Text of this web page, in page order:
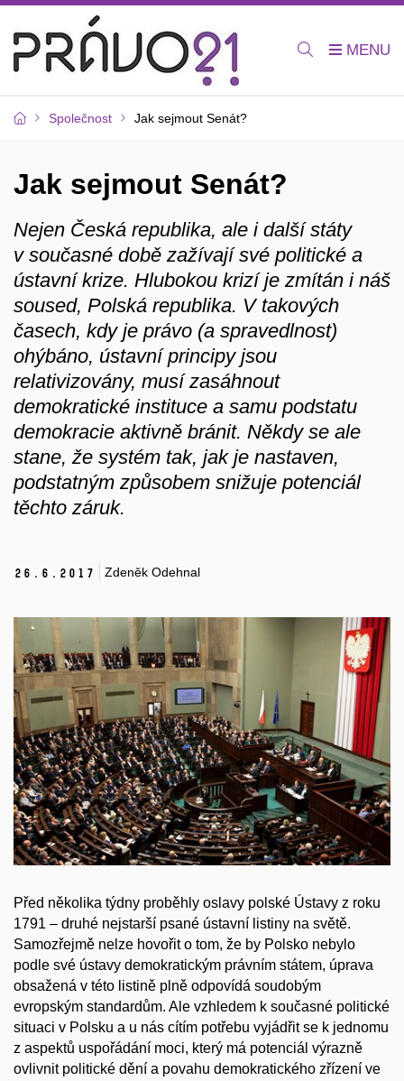
Společnost Jak sejmout Senát?
Jak sejmout Senát?
Nejen Česká republika, ale i další státy
v současné době zažívají své politické a
ústavní krize. Hlubokou krizí je zmítán i náš
soused, Polská republika. V takových
časech, kdy je právo (a spravedlnost)
ohýbáno, ústavní principy jsou
relativizovány, musí zasáhnout
demokratické instituce a samu podstatu
demokracie aktivně bránit. Někdy se ale
stane, že systém tak, jak je nastaven,
podstatným způsobem snižuje potenciál
těchto záruk.
26. 6. 2017 Zdeněk Odehnal
Před několika týdny proběhly oslavy polské Ústavy z roku
1791 – druhé nejstarší psané ústavní listiny na světě.
Samozřejmě nelze hovořit o tom, že by Polsko nebylo
podle své ústavy demokratickým právním státem, úprava
obsažená v této listině plně odpovídá soudobým
evropským standardům. Ale vzhledem k současné politické
situaci v Polsku a u nás cítím potřebu vyjádřit se k jednomu
z aspektů uspořádání moci, který má potenciál výrazně
ovlivnit politické dění a povahu demokratického zřízení ve